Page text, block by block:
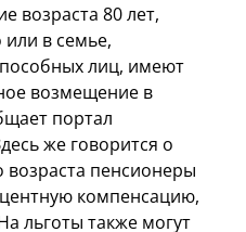
возраста 80 лет,
в семье,
лиц, имеют
возмещение в
портал
же говорится о
возраста пенсионеры
компенсацию,
льготы также могут